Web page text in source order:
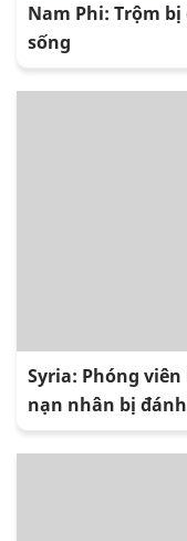
Nam Phi: Trộm
sống
Syria: Phóng
nạn nhân bị